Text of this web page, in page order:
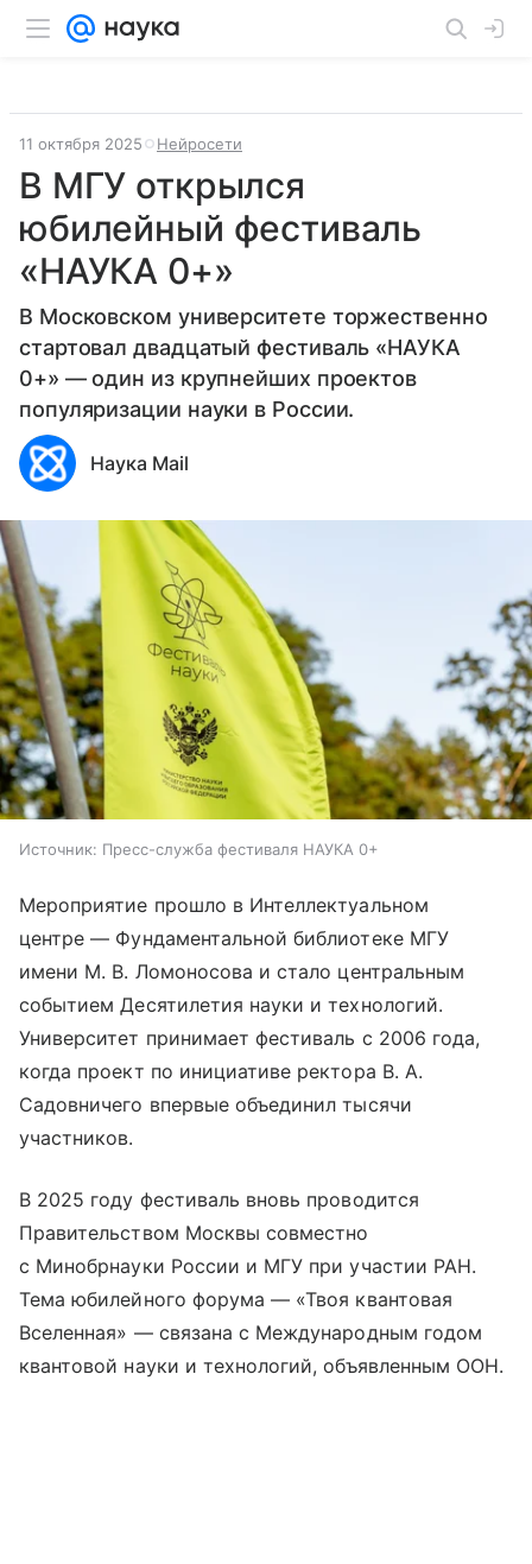
11 октября 2025 Нейросети
В МГУ открылся
юбилейный фестиваль
«НАУКА 0+»
В Московском университете торжественно
стартовал двадцатый фестиваль «НАУКА
0+» — один из крупнейших проектов
популяризации науки в России.
Наука Mail
Источник: Пресс-служба фестиваля НАУКА 0+
Мероприятие прошло в Интеллектуальном
центре — Фундаментальной библиотеке МГУ
имени М. В. Ломоносова и стало центральным
событием Десятилетия науки и технологий.
Университет принимает фестиваль с 2006 года,
когда проект по инициативе ректора В. А.
Садовничего впервые объединил тысячи
участников.
В 2025 году фестиваль вновь проводится
Правительством Москвы совместно
с Минобрнауки России и МГУ при участии РАН.
Тема юбилейного форума — «Твоя квантовая
Вселенная» — связана с Международным годом
квантовой науки и технологий, объявленным ООН.